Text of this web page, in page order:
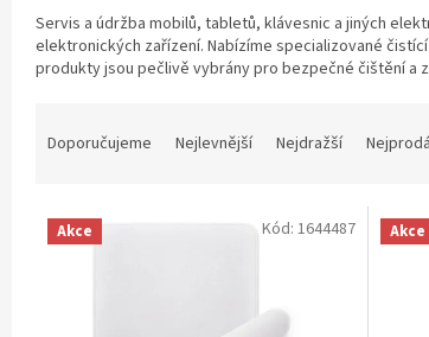
Servis a údržba mobilů, tabletů, klávesnic a jiných
elektronických zařízení. Nabízíme specializované
produkty jsou pečlivě vybrány pro bezpečné čištění a
n
Doporučujeme Nejlevnější Nejdražší
V Akce Kód: 1644487 Akce